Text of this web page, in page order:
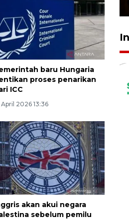
baru Hungaria
proses penarikan
ICC
April 2026 13:36
akan akui negara
sebelum pemilu
18:20